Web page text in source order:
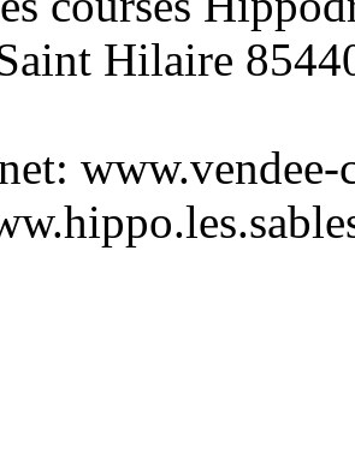
Hilaire
www.vendee-